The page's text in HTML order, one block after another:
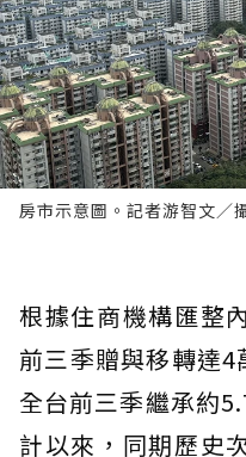
房市示意圖。記者游智文／
根據住商機構匯整
前三季贈與移轉達4
全台前三季繼承約
計以來，同期歷史